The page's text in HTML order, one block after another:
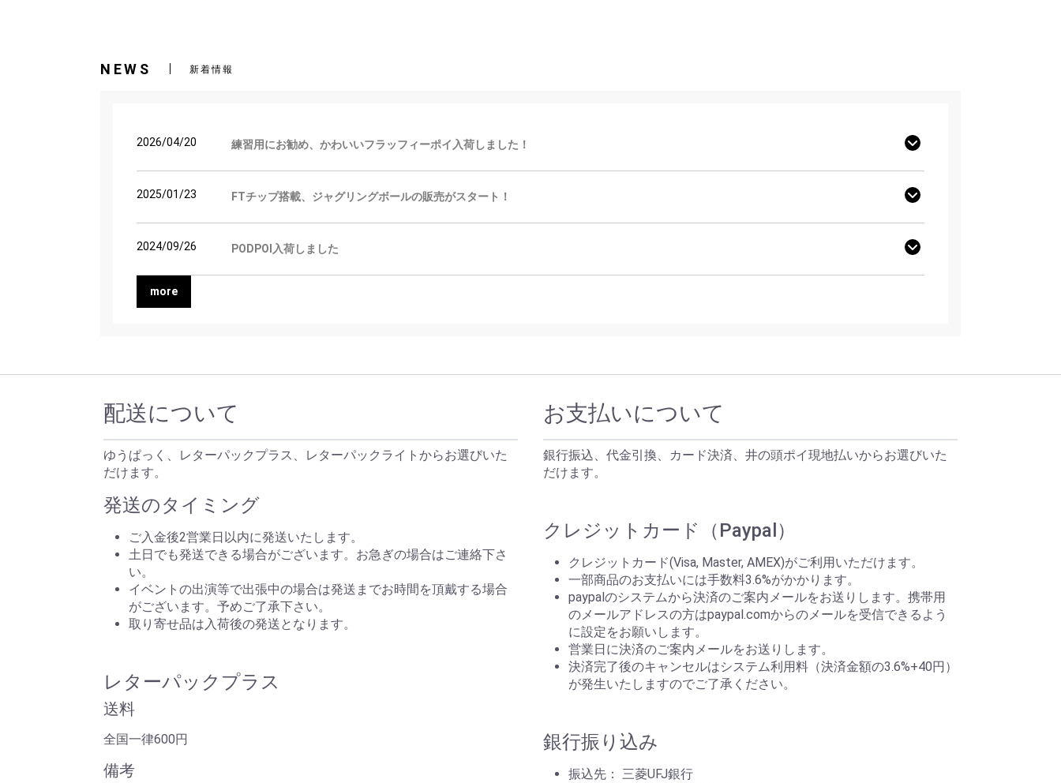
NEWS 新着情報
2026/04/20 練習用にお勧め、かわいいフラッフィーポイ入荷しました！
2025/01/23 FTチップ搭載、ジャグリングボールの販売がスタート！
2024/09/26 PODPOI入荷しました
more
配送について
ゆうぱっく、レターパックプラス、レターパックライトからお選びいた
だけます。
発送のタイミング
ご入金後2営業日以内に発送いたします。
土日でも発送できる場合がございます。お急ぎの場合はご連絡下さ
い。
イベントの出演等で出張中の場合は発送までお時間を頂戴する場合
がございます。予めご了承下さい。
取り寄せ品は入荷後の発送となります。
レターパックプラス
送料
全国一律600円
備考
お支払いについて
銀行振込、代金引換、カード決済、井の頭ポイ現地払いからお選びいた
だけます。
クレジットカード（Paypal）
クレジットカード(Visa, Master, AMEX)がご利用いただけます。
一部商品のお支払いには手数料3.6%がかかります。
paypalのシステムから決済のご案内メールをお送りします。携帯用
のメールアドレスの方はpaypal.comからのメールを受信できるよう
に設定をお願いします。
営業日に決済のご案内メールをお送りします。
決済完了後のキャンセルはシステム利用料（決済金額の3.6%+40円）
が発生いたしますのでご了承ください。
銀行振り込み
振込先： 三菱UFJ銀行